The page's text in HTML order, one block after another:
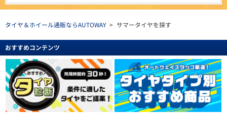
マックストレック
TREK（マックストレック）。 世界一流タイヤ工場と並
どの認証も取得。 道路状況に考慮された、さまざまな特
性を持ったタイヤを設計しています。
総合評価：816件 4.39
MINERVA
ミネルバ
特設ページは
こちら!
です。まだ装着していません。 海外メーカーと比べて耐摩耗性が低いでし
ょうが、性能劣化が少ないという意味で期待しています。
(5.00点)gmt*******さん
MAXTREK MAXIMUS M1 245/40R20 99W XL
(4.86点)qol0309さん
ARMSTRONG BLU-TRAC HP 205/55R16 94W XL
問題なし定期交換しましょう
(4.86点)ike*******さん
タイヤ＆ホイール通販ならAUTOWAY > サマータイヤを探す
おすすめコンテンツ